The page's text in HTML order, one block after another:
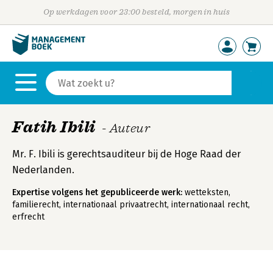
Op werkdagen voor 23:00 besteld, morgen in huis
Fatih Ibili - Auteur
Mr. F. Ibili is gerechtsauditeur bij de Hoge Raad der
Nederlanden.
Expertise volgens het gepubliceerde werk: wetteksten,
familierecht, internationaal privaatrecht, internationaal recht,
erfrecht